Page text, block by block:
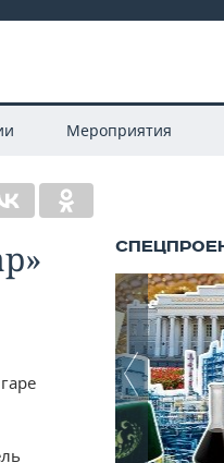
Мероприятия